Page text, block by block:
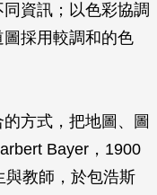
資訊；以色彩協調
採用較調和的色
方式，把地圖、圖
Bayer，1900
與教師，於包浩斯